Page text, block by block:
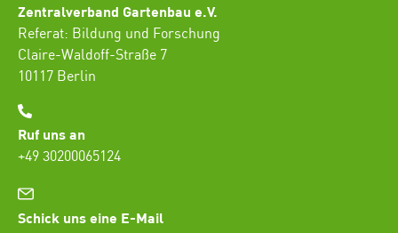
Zentralverband Gartenbau e.V.
Referat: Bildung und Forschung
Claire-Waldoff-Straße 7
10117 Berlin
Ruf uns an
+49 30200065124
Schick uns eine E-Mail